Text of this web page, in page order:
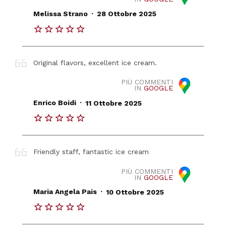
Melissa Strano . 28 Ottobre 2025
Original flavors, excellent ice cream.
PIÙ COMMENTI
IN GOOGLE
Enrico Boidi . 11 Ottobre 2025
Friendly staff, fantastic ice cream
PIÙ COMMENTI
IN GOOGLE
Maria Angela Pais . 10 Ottobre 2025